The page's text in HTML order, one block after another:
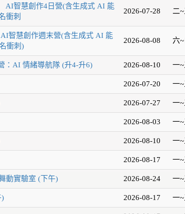
AI智慧創作4日營(含生成式 AI 能
衝刺
2026-07-28 二
智慧創作週末營(含生成式 AI 能
衝刺)
2026-08-08 六~
：AI 情緒導航隊 (升4-升6) 2026-08-10 一
2026-07-20 一
2026-07-27 一
2026-08-03 一
2026-08-10 一
2026-08-17 一
動實驗室 (下午) 2026-08-24 一
) 2026-08-17 一